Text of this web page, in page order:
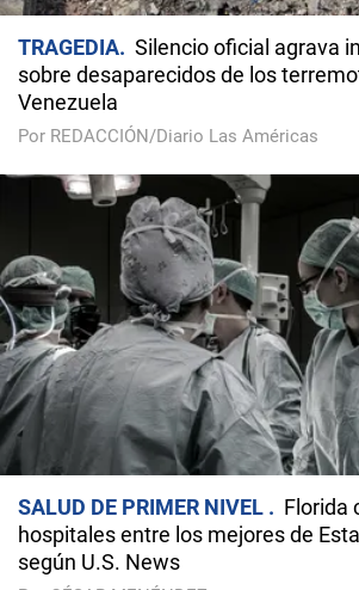
TRAGEDIA
Silencio oficial agrava
sobre desaparecidos de los
Venezuela
Por REDACCIÓN/Diario Las Américas
SALUD DE PRIMER NIVEL
Florida
hospitales entre los mejores de
según U.S. News